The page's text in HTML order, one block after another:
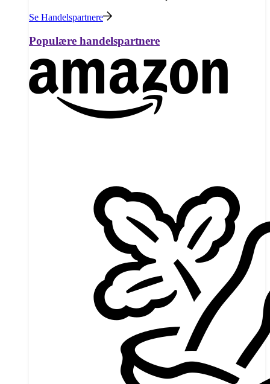
Se Handelspartnere
Populære handelspartnere